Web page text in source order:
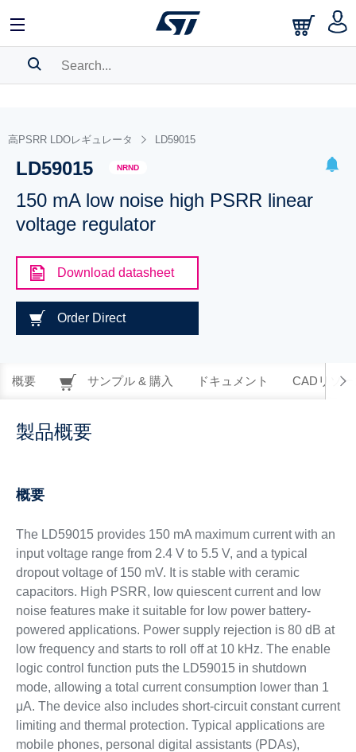
BOOKMARK
Pleaselog into show your saved searches.
高PSRR LDOレギュレータ LD59015
LD59015 NRND
150 mA low noise high PSRR linear
voltage regulator
Download datasheet
Order Direct
概要 サンプル & 購入 ドキュメント CADリソー
製品概要
概要
The LD59015 provides 150 mA maximum current with an
input voltage range from 2.4 V to 5.5 V, and a typical
dropout voltage of 150 mV. It is stable with ceramic
capacitors. High PSRR, low quiescent current and low
noise features make it suitable for low power battery-
powered applications. Power supply rejection is 80 dB at
low frequency and starts to roll off at 10 kHz. The enable
logic control function puts the LD59015 in shutdown
mode, allowing a total current consumption lower than 1
μA. The device also includes short-circuit constant current
limiting and thermal protection. Typical applications are
mobile phones, personal digital assistants (PDAs),